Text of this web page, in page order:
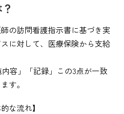
の訪問看護指示書に基づき実
に対して、医療保険から支給
容」「記録」この3点が一致
す。
な流れ】